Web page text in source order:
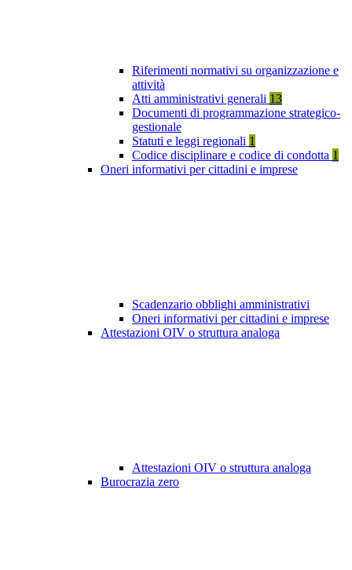
Riferimenti normativi su organizzazione e
attività
Atti amministrativi generali 13
Documenti di programmazione strategico-
gestionale
Statuti e leggi regionali 1
Codice disciplinare e codice di condotta 1
Oneri informativi per cittadini e imprese
Scadenzario obblighi amministrativi
Oneri informativi per cittadini e imprese
Attestazioni OIV o struttura analoga
Attestazioni OIV o struttura analoga
Burocrazia zero